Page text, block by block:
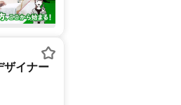
ザイナー